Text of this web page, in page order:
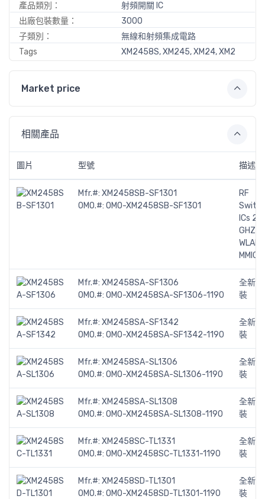
產品類別：
射頻開關 IC
出廠包裝數量：
3000
子類別：
無線和射頻集成電路
Tags
XM2458S, XM245, XM24, XM2
Market price
相關產品
圖片 型號 描述
Mfr.#: XM2458SB-SF1301
OMO.#: OMO-XM2458SB-SF1301
RF
ICs 2.4
GHZ
WLAN
MMIC
Mfr.#: XM2458SA-SF1306
OMO.#: OMO-XM2458SA-SF1306-1190
全新原
裝
Mfr.#: XM2458SA-SF1342
OMO.#: OMO-XM2458SA-SF1342-1190
全新原
裝
Mfr.#: XM2458SA-SL1306
OMO.#: OMO-XM2458SA-SL1306-1190
全新原
裝
Mfr.#: XM2458SA-SL1308
OMO.#: OMO-XM2458SA-SL1308-1190
全新原
裝
Mfr.#: XM2458SC-TL1331
OMO.#: OMO-XM2458SC-TL1331-1190
全新原
裝
Mfr.#: XM2458SD-TL1301
OMO.#: OMO-XM2458SD-TL1301-1190
全新原
裝